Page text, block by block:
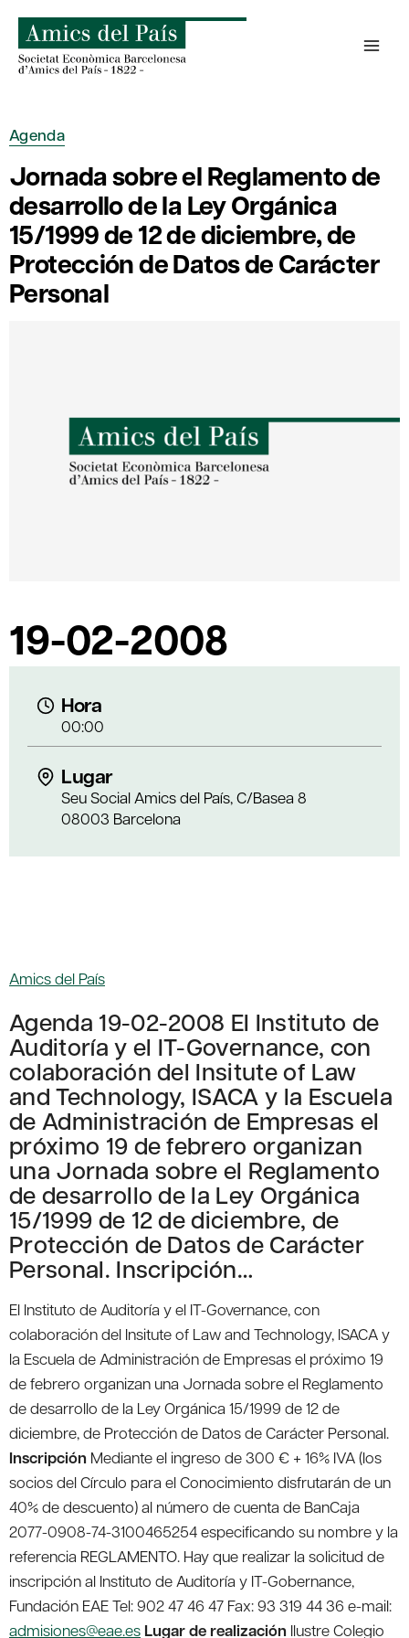
contenido
Agenda
Jornada sobre el Reglamento de
desarrollo de la Ley Orgánica
15/1999 de 12 de diciembre, de
Protección de Datos de Carácter
Personal
19-02-2008
Hora
00:00
Lugar
Seu Social Amics del País, C/Basea 8
08003 Barcelona
Amics del País
Agenda 19-02-2008 El Instituto de
Auditoría y el IT-Governance, con
colaboración del Insitute of Law
and Technology, ISACA y la Escuela
de Administración de Empresas el
próximo 19 de febrero organizan
una Jornada sobre el Reglamento
de desarrollo de la Ley Orgánica
15/1999 de 12 de diciembre, de
Protección de Datos de Carácter
Personal. Inscripción…
El Instituto de Auditoría y el IT-Governance, con
colaboración del Insitute of Law and Technology, ISACA y
la Escuela de Administración de Empresas el próximo 19
de febrero organizan una Jornada sobre el Reglamento
de desarrollo de la Ley Orgánica 15/1999 de 12 de
diciembre, de Protección de Datos de Carácter Personal.
Inscripción Mediante el ingreso de 300 € + 16% IVA (los
socios del Círculo para el Conocimiento disfrutarán de un
40% de descuento) al número de cuenta de BanCaja
2077-0908-74-3100465254 especificando su nombre y la
referencia REGLAMENTO. Hay que realizar la solicitud de
inscripción al Instituto de Auditoría y IT-Gobernance,
Fundación EAE Tel: 902 47 46 47 Fax: 93 319 44 36 e-mail:
admisiones@eae.es Lugar de realización Ilustre Colegio